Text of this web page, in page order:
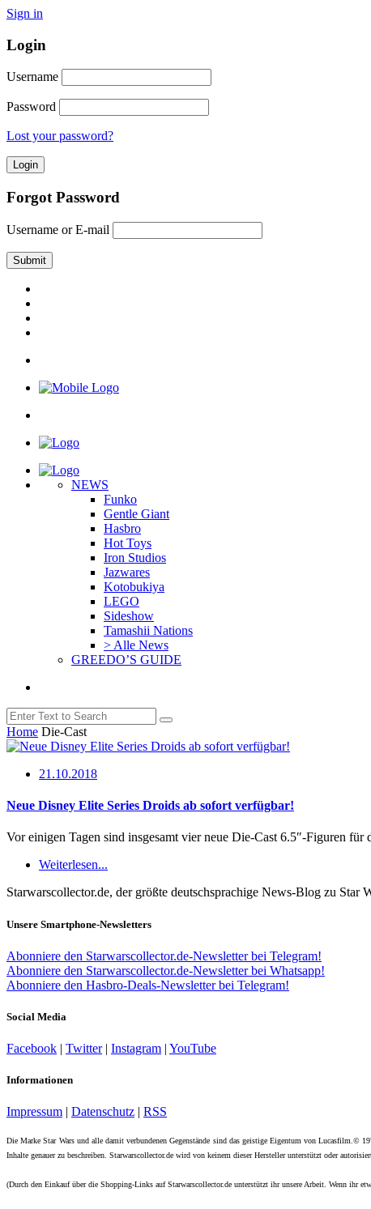
Sign in
Login
Username
Password
Lost your password?
Forgot Password
Username or E-mail
NEWS
Funko
Gentle Giant
Hasbro
Hot Toys
Iron Studios
Jazwares
Kotobukiya
LEGO
Sideshow
Tamashii Nations
> Alle News
GREEDO’S GUIDE
Home Die-Cast
21.10.2018
Neue Disney Elite Series Droids ab sofort verfügbar!
Vor einigen Tagen sind insgesamt vier neue Die-Cast 6.5″-Figuren
Weiterlesen...
Starwarscollector.de, der größte deutschsprachige News-Blog zu Star
Unsere Smartphone-Newsletters
Abonniere den Starwarscollector.de-Newsletter bei Telegram!
Abonniere den Starwarscollector.de-Newsletter bei Whatsapp!
Abonniere den Hasbro-Deals-Newsletter bei Telegram!
Social Media
Facebook | Twitter| Instagram | YouTube
Informationen
Impressum | Datenschutz | RSS
Die Marke Star Wars und alle damit verbundenen Gegenstände sind das geistige Eigentum von
Inhalte genauer zu beschreiben. Starwarscollector.de wird von keinem dieser Hersteller unterstützt oder
(Durch den Einkauf über die Shopping-Links auf Starwarscollector.de unterstützt ihr unsere Arbeit. Wenn ihr